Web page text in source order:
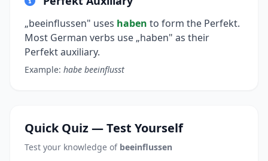
„beeinflussen" uses haben to form the Perfekt.
Most German verbs use „haben" as their
Perfekt auxiliary.
Example: habe beeinflusst
Quick Quiz — Test Yourself
Test your knowledge of beeinflussen